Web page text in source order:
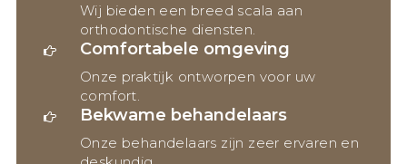
Wij bieden een breed scala aan
orthodontische diensten.
Comfortabele omgeving
Onze praktijk ontworpen voor uw
comfort.
Bekwame behandelaars
Onze behandelaars zijn zeer ervaren en